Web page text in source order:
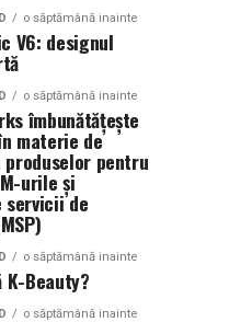
o săptămână inainte
V6: designul
o săptămână inainte
îmbunătățește
materie de
pentru
urile și
de
o săptămână inainte
K-Beauty?
o săptămână inainte